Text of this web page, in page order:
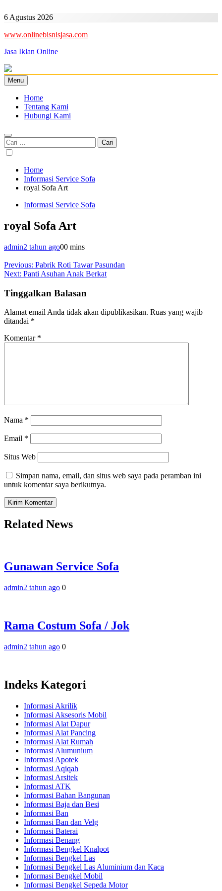
to
6 Agustus 2026
www.onlinebisnisjasa.com
Jasa Iklan Online
Menu
Home
Tentang Kami
Hubungi Kami
Cari
untuk:
Home
Informasi Service Sofa
royal Sofa Art
Informasi Service Sofa
royal Sofa Art
admin2 tahun ago00 mins
Navigasi
pos
Previous: Pabrik Roti Tawar Pasundan
Next: Panti Asuhan Anak Berkat
Tinggalkan Balasan
Alamat email Anda tidak akan dipublikasikan. Ruas yang wajib
ditandai *
Komentar *
Nama *
Email *
Situs Web
Simpan nama, email, dan situs web saya pada peramban ini
untuk komentar saya berikutnya.
Related News
Gunawan Service Sofa
admin2 tahun ago 0
Rama Costum Sofa / Jok
admin2 tahun ago 0
Indeks Kategori
Informasi Akrilik
Informasi Aksesoris Mobil
Informasi Alat Dapur
Informasi Alat Pancing
Informasi Alat Rumah
Informasi Alumunium
Informasi Apotek
Informasi Aqiqah
Informasi Arsitek
Informasi ATK
Informasi Bahan Bangunan
Informasi Baja dan Besi
Informasi Ban
Informasi Ban dan Velg
Informasi Baterai
Informasi Benang
Informasi Bengkel Knalpot
Informasi Bengkel Las
Informasi Bengkel Las Aluminium dan Kaca
Informasi Bengkel Mobil
Informasi Bengkel Sepeda Motor